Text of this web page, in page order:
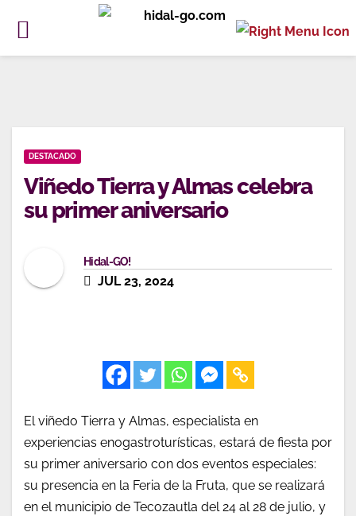
DESTACADO
Viñedo Tierra y Almas celebra
su primer aniversario
Hidal-GO!
JUL 23, 2024
El viñedo Tierra y Almas, especialista en
experiencias enogastroturísticas, estará de fiesta por
su primer aniversario con dos eventos especiales:
su presencia en la Feria de la Fruta, que se realizará
en el municipio de Tecozautla del 24 al 28 de julio, y